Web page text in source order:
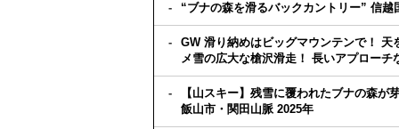
“ブナの森を滑るバックカントリー” 信
GW 滑り納めはビッグマウンテンで！
メ雪の広大な槍沢滑走！ 長いアプロー
【山スキー】残雪に覆われたブナの森
飯山市・関田山脈 2025年